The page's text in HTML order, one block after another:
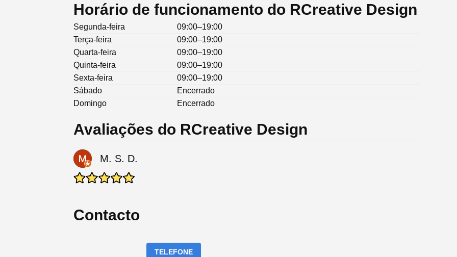
Horário de funcionamento do RCreative Design
Segunda-feira
09:00–19:00
Terça-feira
09:00–19:00
Quarta-feira
09:00–19:00
Quinta-feira
09:00–19:00
Sexta-feira
09:00–19:00
Sábado
Encerrado
Domingo
Encerrado
Avaliações do RCreative Design
M. S. D.
Contacto
TELEFONE